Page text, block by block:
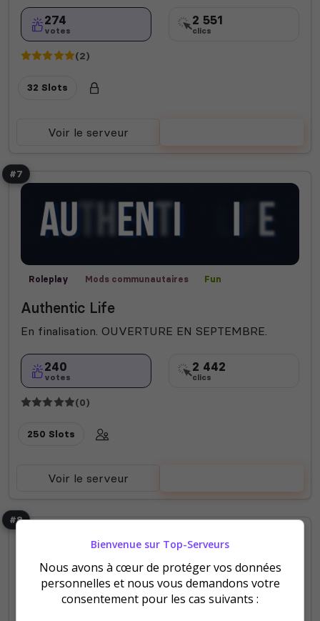
274
votes
2 551
clics
(2)
32 Slots
Voir le serveur
#7
Roleplay Mods communautaires Fun
Authentic Life
En finalisation. OUVERTURE EN SEPTEMBRE.
240
votes
2 442
clics
(0)
250 Slots
Voir le serveur
#8
Bienvenue sur Top-Serveurs
Nous avons à cœur de protéger vos données
personnelles et nous vous demandons votre
consentement pour les cas suivants :